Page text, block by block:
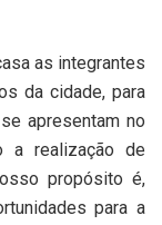
as integrantes
da cidade, para
apresentam no
a realização de
propósito é,
para a